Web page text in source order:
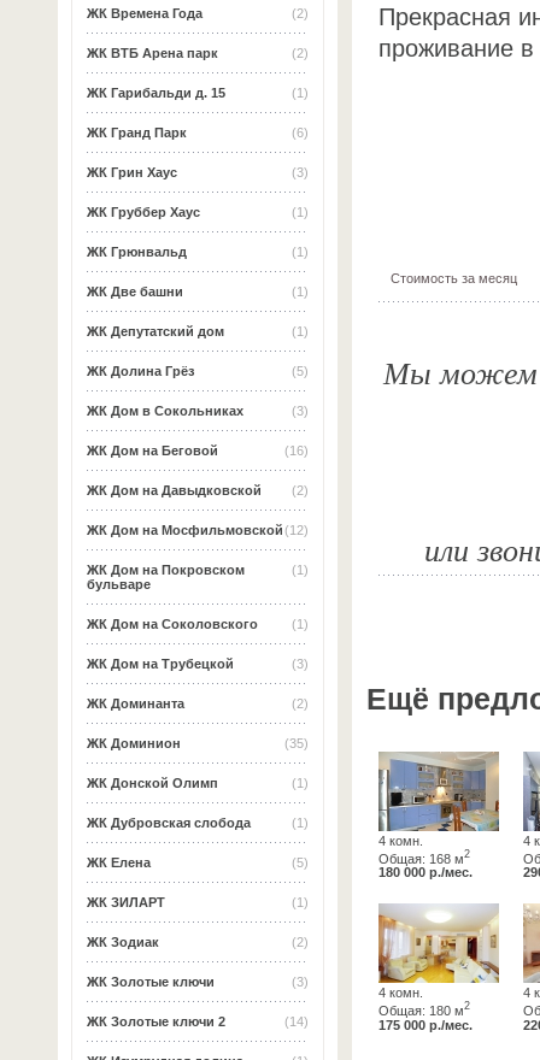
(2)
ЖК Времена Года
(2)
ЖК ВТБ Арена парк
(1)
ЖК Гарибальди д. 15
(6)
ЖК Гранд Парк
(3)
ЖК Грин Хаус
(1)
ЖК Груббер Хаус
(1)
ЖК Грюнвальд
(1)
ЖК Две башни
(1)
ЖК Депутатский дом
(5)
ЖК Долина Грёз
(3)
ЖК Дом в Сокольниках
(16)
ЖК Дом на Беговой
(2)
ЖК Дом на Давыдковской
(12)
ЖК Дом на Мосфильмовской
(1)
ЖК Дом на Покровском
бульваре
(1)
ЖК Дом на Соколовского
(3)
ЖК Дом на Трубецкой
(2)
ЖК Доминанта
(35)
ЖК Доминион
(1)
ЖК Донской Олимп
(1)
ЖК Дубровская слобода
(5)
ЖК Елена
(1)
ЖК ЗИЛАРТ
(2)
ЖК Зодиак
(3)
ЖК Золотые ключи
(14)
ЖК Золотые ключи 2
Прекрасная
проживание
Стоимость за месяц
Мы можем
или
Ещё
4 комн.
Общая: 168 м2
180 000 р./мес.
4
4 комн.
Общая: 180 м2
175 000 р./мес.
4